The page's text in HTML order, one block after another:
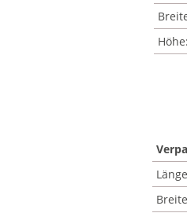
Höhe:
Länge
Breite